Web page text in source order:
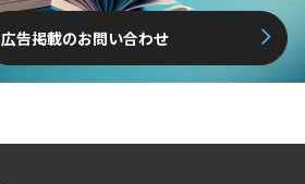
広告掲載のお問い合わせ